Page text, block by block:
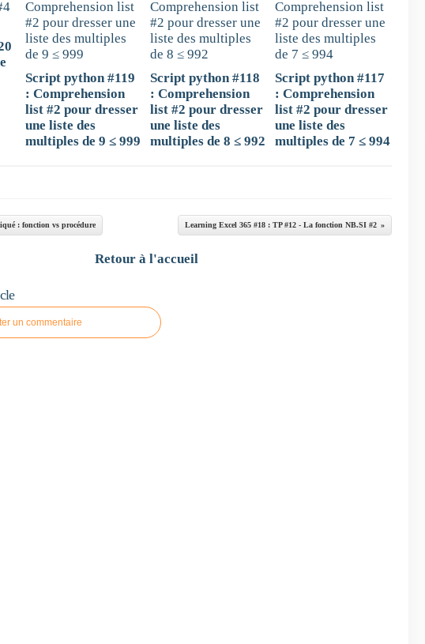
Script python #119
: Comprehension
list #2 pour dresser
une liste des
multiples de 9 ≤ 999
Script python #118
: Comprehension
list #2 pour dresser
une liste des
multiples de 8 ≤ 992
Script python #117
: Comprehension
list #2 pour dresser
une liste des
multiples de 7 ≤ 994
: fonction vs procédure Learning Excel 365 #18 : TP #12 - La fonction NB.SI #2
Retour à l'accueil
un commentaire